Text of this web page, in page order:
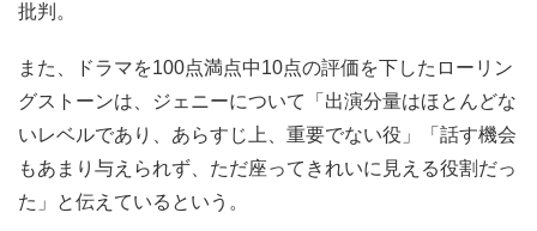
批判。
また、ドラマを100点満点中10点の評価を下したローリン
グストーンは、ジェニーについて「出演分量はほとんどな
いレベルであり、あらすじ上、重要でない役」「話す機会
もあまり与えられず、ただ座ってきれいに見える役割だっ
た」と伝えているという。